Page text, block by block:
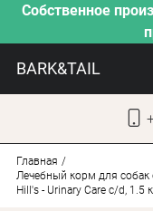
Собственное
BARK&TAIL
Главная
Лечебный корм для
Hill's - Urinary Care c/d, 1.5